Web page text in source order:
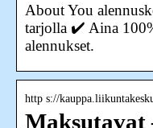
About You
tarjolla ✔️ Aina
alennukset.
http s://
Maksutavat